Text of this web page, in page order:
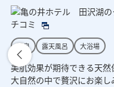
チコミ
温泉 露天風呂 大浴場
美肌効果が期待できる天然
大自然の中で贅沢にお楽し